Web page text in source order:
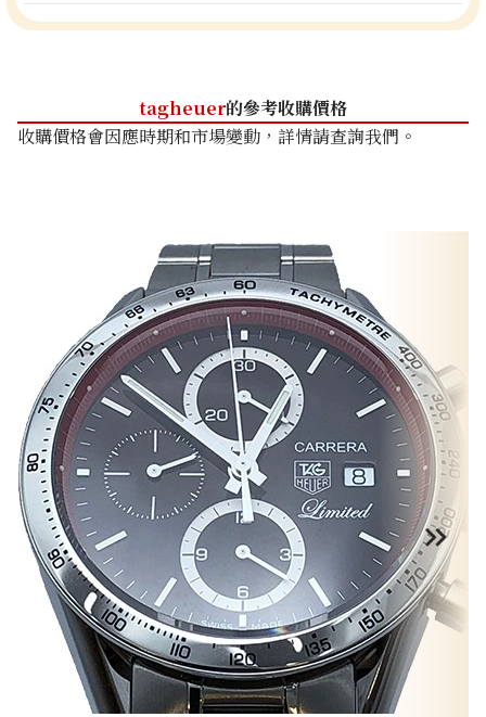
tagheuer的參考收購價格
收購價格會因應時期和市場變動，詳情請查詢我們。